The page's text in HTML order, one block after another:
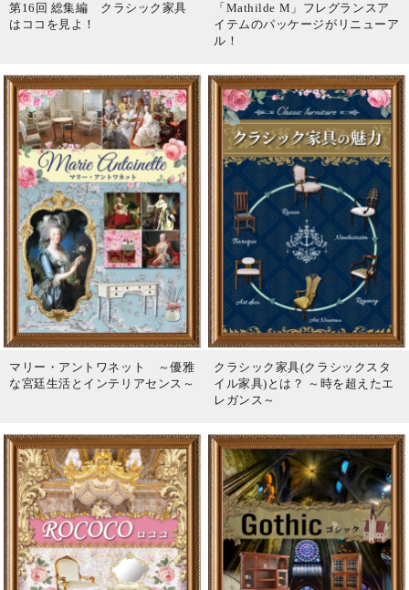
第16回 総集編 クラシック家具
はココを見よ！
「Mathilde M」フレグランスア
イテムのパッケージがリニューア
ル！
マリー・アントワネット ～優雅
な宮廷生活とインテリアセンス～
クラシック家具(クラシックスタ
イル家具)とは？ ～時を超えたエ
レガンス～